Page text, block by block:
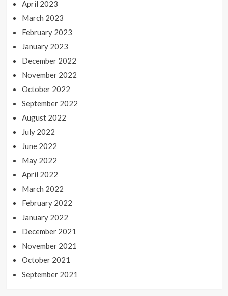
April 2023
March 2023
February 2023
January 2023
December 2022
November 2022
October 2022
September 2022
August 2022
July 2022
June 2022
May 2022
April 2022
March 2022
February 2022
January 2022
December 2021
November 2021
October 2021
September 2021